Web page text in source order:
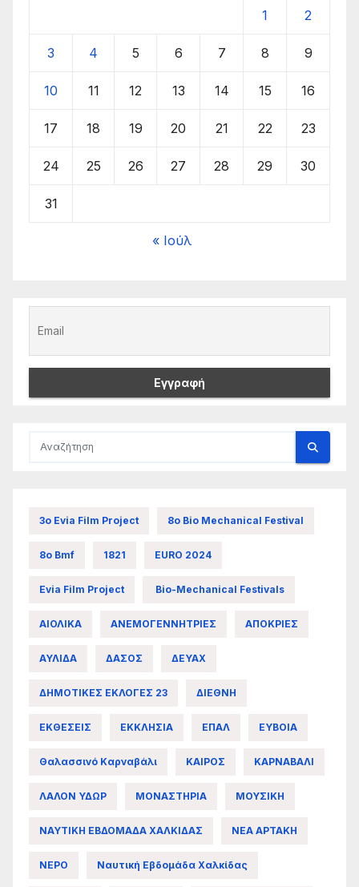
1 2
3 4 5 6 7 8 9
10 11 12 13 14 15 16
17 18 19 20 21 22 23
24 25 26 27 28 29 30
31
« Ιούλ
3ο Evia Film Project 8ο Bio Mechanical Festival
8ο Bmf 1821 EURO 2024
Evia Film Project Bio-Mechanical Festivals
ΑΙΟΛΙΚΑ ΑΝΕΜΟΓΕΝΝΗΤΡΙΕΣ ΑΠΟΚΡΙΕΣ
ΑΥΛΙΔΑ ΔΑΣΟΣ ΔΕΥΑΧ
ΔΗΜΟΤΙΚΕΣ ΕΚΛΟΓΕΣ 23 ΔΙΕΘΝΗ
ΕΚΘΕΣΕΙΣ ΕΚΚΛΗΣΙΑ ΕΠΑΛ ΕΥΒΟΙΑ
Θαλασσινό Καρναβάλι ΚΑΙΡΟΣ ΚΑΡΝΑΒΑΛΙ
ΛΑΛΟΝ ΥΔΩΡ ΜΟΝΑΣΤΗΡΙΑ ΜΟΥΣΙΚΗ
ΝΑΥΤΙΚΗ ΕΒΔΟΜΑΔΑ ΧΑΛΚΙΔΑΣ ΝΕΑ ΑΡΤΑΚΗ
ΝΕΡΟ Ναυτική Εβδομάδα Χαλκίδας